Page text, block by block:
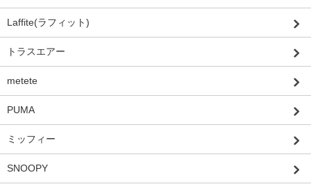
Laffite(ラフィット)
トラスエアー
metete
PUMA
ミッフィー
SNOOPY